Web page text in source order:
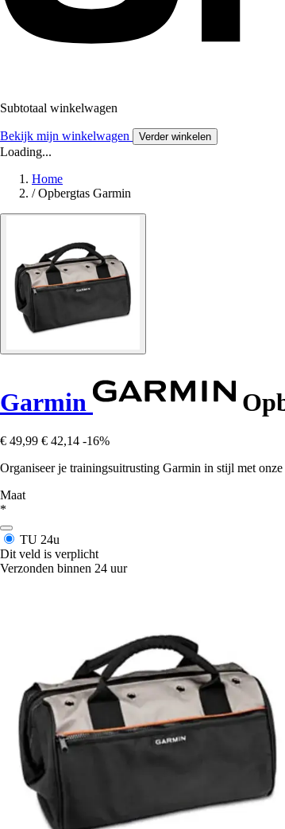
Subtotaal winkelwagen
Bekijk mijn winkelwagen Verder winkelen
Loading...
Home
/ Opbergtas Garmin
Garmin
€ 49,99 € 42,14 -16%
Organiseer je trainingsuitrusting Garmin in stijl met
Maat
*
TU 24u
Dit veld is verplicht
Verzonden binnen 24 uur